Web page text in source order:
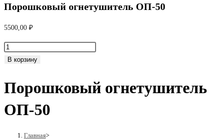
по
веб-
сайту
Порошковый огнетушитель ОП-50
5500,00 ₽
Количество
товара
огнетушитель
В корзину
Порошковый огнетушитель
ОП-50
Главная>